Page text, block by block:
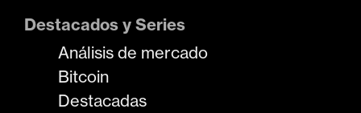
Destacados y Series
Análisis de mercado
Bitcoin
Destacadas